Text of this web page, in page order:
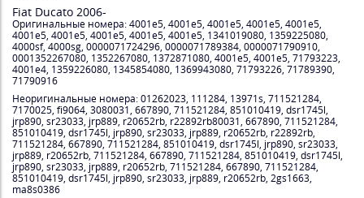
Fiat Ducato 2006-
Оригинальные номера: 4001e5, 4001e5, 4001e5, 4001e5, 4001e5,
4001e5, 4001e5, 4001e5, 4001e5, 4001e5, 1341019080, 1359225080,
4000sf, 4000sg, 0000071724296, 0000071789384, 0000071790910,
0001352267080, 1352267080, 1372871080, 4001e5, 4001e5, 71793223,
4001e4, 1359226080, 1345854080, 1369943080, 71793226, 71789390,
71790916
Неоригинальные номера: 01262023, 111284, 13971s, 711521284,
7170025, fi9064, 3080031, 667890, 711521284, 851010419, dsr1745l,
jrp890, sr23033, jrp889, r20652rb, r22892rb80031, 667890, 711521284,
851010419, dsr1745l, jrp890, sr23033, jrp889, r20652rb, r22892rb,
711521284, 667890, 711521284, 851010419, dsr1745l, jrp890, sr23033,
jrp889, r20652rb, 711521284, 667890, 711521284, 851010419, dsr1745l,
jrp890, sr23033, jrp889, r20652rb, 711521284, 667890, 711521284,
851010419, dsr1745l, jrp890, sr23033, jrp889, r20652rb, 2gs1663,
ma8s0386